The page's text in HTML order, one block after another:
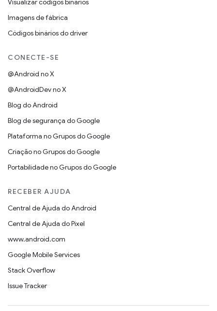
Visualizar códigos binários
Imagens de fábrica
Códigos binários do driver
CONECTE-SE
@Android no X
@AndroidDev no X
Blog do Android
Blog de segurança do Google
Plataforma no Grupos do Google
Criação no Grupos do Google
Portabilidade no Grupos do Google
RECEBER AJUDA
Central de Ajuda do Android
Central de Ajuda do Pixel
www.android.com
Google Mobile Services
Stack Overflow
Issue Tracker